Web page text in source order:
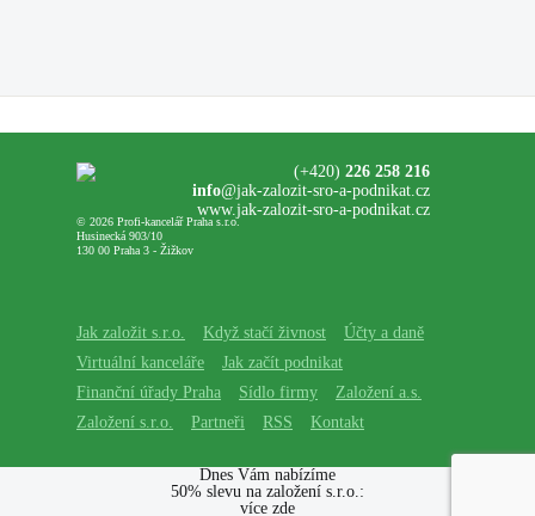
© 2026 Profi-kancelář Praha s.r.o.
Husinecká 903/10
130 00 Praha 3 - Žižkov
(+420) 226 258 216
info@jak-zalozit-sro-a-podnikat.cz
www.jak-zalozit-sro-a-podnikat.cz
Jak založit s.r.o. Když stačí živnost
Účty a daně
Virtuální kanceláře
Jak začít podnikat
Finanční úřady Praha
Sídlo firmy
Založení a.s.
Založení s.r.o.
Partneři RSS Kontakt
Dnes Vám nabízíme
50% slevu na založení s.r.o.:
více zde